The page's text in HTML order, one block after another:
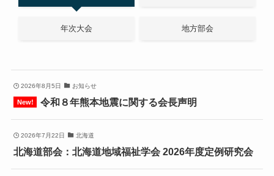
年次大会 地方部会
2026年8月5日 お知らせ
令和８年熊本地震に関する会長声明
2026年7月22日 北海道
北海道部会：北海道地域福祉学会 2026年度定例研究会